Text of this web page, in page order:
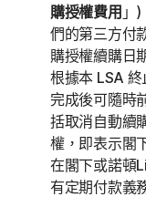
購授權費用 」
們的第三方付
購授權續購日
根據本 LSA 終
完成後可隨時
括取消自動續
權，即表示閣
在閣下或諾頓
有定期付款義